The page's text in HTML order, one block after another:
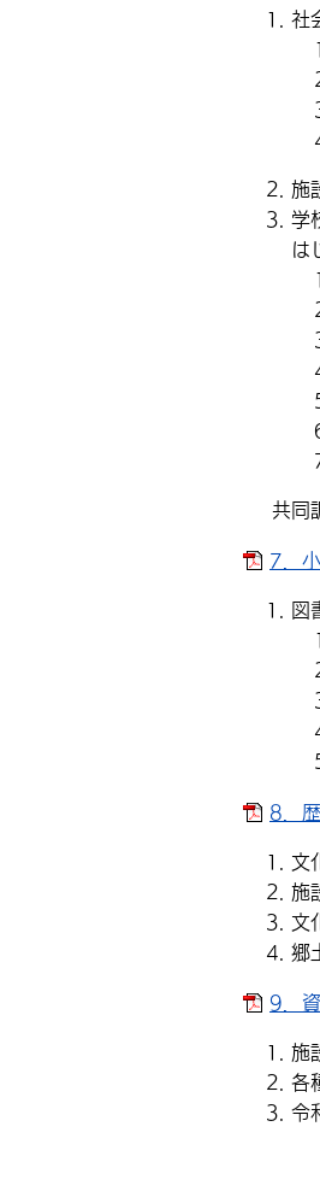
社
施
学
は
共同
7．
図
8．
文
施
文
郷
9．
施
各
令